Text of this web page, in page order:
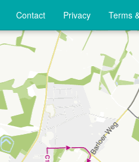
Contact Privacy Terms